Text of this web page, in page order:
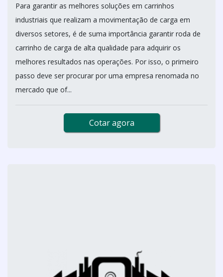
Para garantir as melhores soluções em carrinhos
industriais que realizam a movimentação de carga em
diversos setores, é de suma importância garantir roda de
carrinho de carga de alta qualidade para adquirir os
melhores resultados nas operações. Por isso, o primeiro
passo deve ser procurar por uma empresa renomada no
mercado que of...
Cotar agora